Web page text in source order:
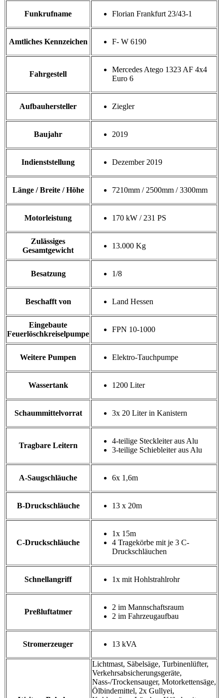
Funkrufname Florian Frankfurt 23/43-1
Amtliches Kennzeichen F- W 6190
Fahrgestell
Mercedes Atego 1323 AF 4x4
Euro 6
Aufbauhersteller Ziegler
Baujahr 2019
Indienststellung Dezember 2019
Länge / Breite / Höhe 7210mm / 2500mm / 3300mm
Motorleistung 170 kW / 231 PS
Zulässiges
Gesamtgewicht
13.000 Kg
Besatzung 1/8
Beschafft von Land Hessen
Eingebaute
Feuerlöschkreiselpumpe
FPN 10-1000
Weitere Pumpen Elektro-Tauchpumpe
Wassertank 1200 Liter
Schaummittelvorrat 3x 20 Liter in Kanistern
Tragbare Leitern
4-teilige Steckleiter aus Alu
3-teilige Schiebleiter aus Alu
A-Saugschläuche 6x 1,6m
B-Druckschläuche 13 x 20m
C-Druckschläuche
1x 15m
4 Tragekörbe mit je 3 C-
Druckschläuchen
Schnellangriff 1x mit Hohlstrahlrohr
Preßluftatmer
2 im Mannschaftsraum
2 im Fahrzeugaufbau
Stromerzeuger 13 kVA
Lichtmast, Säbelsäge, Turbinenlüfter,
Verkehrsabsicherungsgeräte,
Nass-/Trockensauger, Motorkettensäge,
Ölbindemittel, 2x Gullyei,